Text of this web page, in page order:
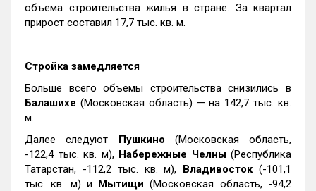
объема строительства жилья в стране. За квартал
прирост составил 17,7 тыс. кв. м.
Стройка замедляется
Больше всего объемы строительства снизились в
Балашихе (Московская область) — на 142,7 тыс. кв.
м.
Далее следуют Пушкино (Московская область,
-122,4 тыс. кв. м), Набережные Челны(Республика
Татарстан, -112,2 тыс. кв. м), Владивосток(-101,1
тыс. кв. м) и Мытищи (Московская область, -94,2